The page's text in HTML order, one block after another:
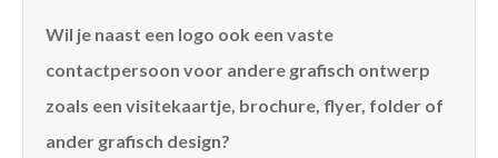
Wil je naast een logo ook een vaste
contactpersoon voor andere grafisch ontwerp
zoals een visitekaartje, brochure, flyer, folder of
ander grafisch design?